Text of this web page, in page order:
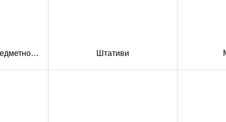
Обладнання для предметної зйомки Штативи